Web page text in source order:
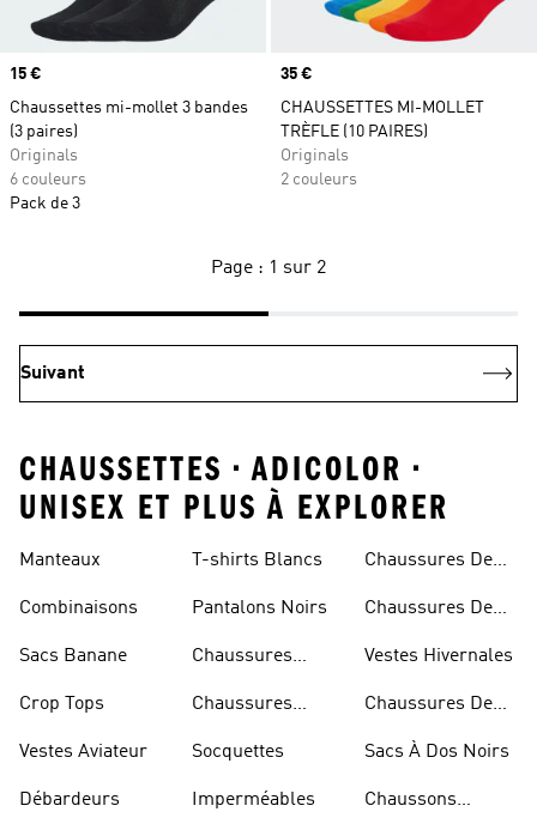
Prix
15 €
Chaussettes mi-mollet 3 bandes
(3 paires)
Originals
6 couleurs
Pack de 3
Prix
35 €
CHAUSSETTES MI-MOLLET
TRÈFLE (10 PAIRES)
Originals
2 couleurs
Page : 1 sur 2
Suivant
CHAUSSETTES • ADICOLOR •
UNISEX ET PLUS À EXPLORER
Manteaux
Combinaisons
Sacs Banane
Crop Tops
Vestes Aviateur
Débardeurs
T-shirts Blancs
Pantalons Noirs
Chaussures
Chaussures
Socquettes
Imperméables
Chaussures De
Chaussures De
Vestes Hivernales
Chaussures De
Sacs À Dos Noirs
Chaussons